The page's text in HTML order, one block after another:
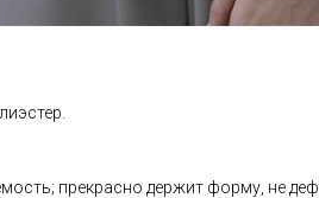
прекрасно держит форму, не